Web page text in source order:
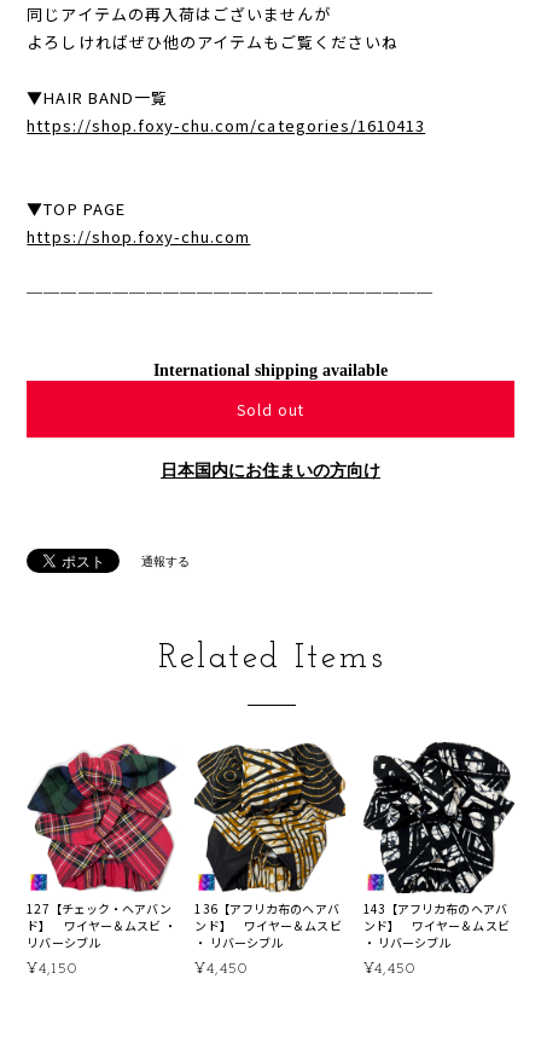
同じアイテムの再入荷はございませんが
よろしければぜひ他のアイテムもご覧くださいね
▼HAIR BAND一覧
https://shop.foxy-chu.com/categories/1610413
▼TOP PAGE
https://shop.foxy-chu.com
────────────────────────
International shipping available
Sold out
日本国内にお住まいの方向け
通報する
Related Items
127【チェック・ヘアバン
ド】 ワイヤー＆ムスビ ・
リバーシブル
¥4,150
136【アフリカ布のヘアバ
ンド】 ワイヤー＆ムスビ
・ リバーシブル
¥4,450
143【アフリカ布のヘアバ
ンド】 ワイヤー＆ムスビ
・ リバーシブル
¥4,450